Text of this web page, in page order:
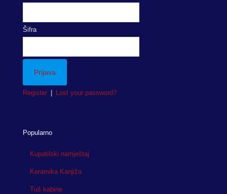
Šifra
Register Lost your password?
Popularno
Kupatilski namještaj
Keramika Kanjiža
Tuš kabine